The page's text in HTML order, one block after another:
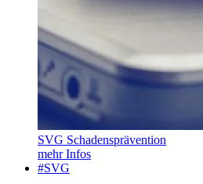
SVG Schadensprävention
mehr Infos
#SVG